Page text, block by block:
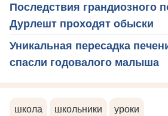
Последствия грандиозного
Дурлешт проходят обыски
Уникальная пересадка
спасли годовалого малыша
школа школьники уроки